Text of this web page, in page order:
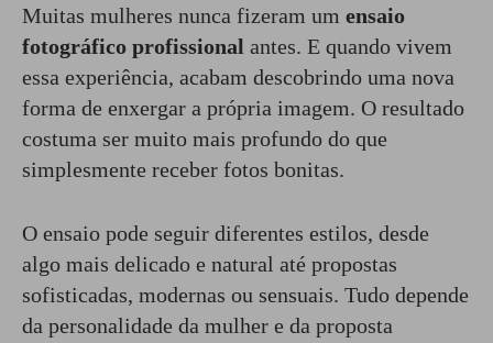
Muitas mulheres nunca fizeram um ensaio
fotográfico profissional antes. E quando vivem
essa experiência, acabam descobrindo uma nova
forma de enxergar a própria imagem. O resultado
costuma ser muito mais profundo do que
simplesmente receber fotos bonitas.
O ensaio pode seguir diferentes estilos, desde
algo mais delicado e natural até propostas
sofisticadas, modernas ou sensuais. Tudo depende
da personalidade da mulher e da proposta